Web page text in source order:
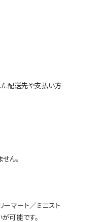
配送先や支払い方
ん。
ーマート／ミニスト
可能です。